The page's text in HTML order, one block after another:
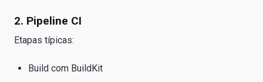
2. Pipeline CI
Etapas típicas:
Build com BuildKit